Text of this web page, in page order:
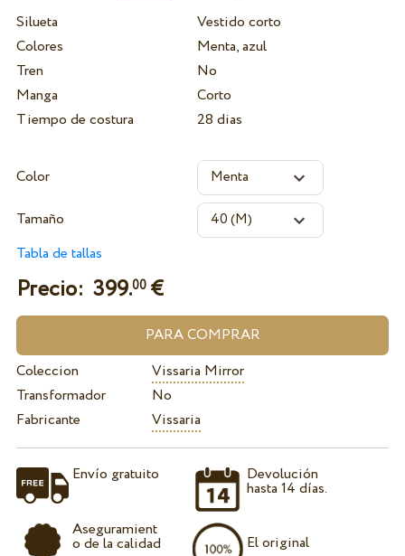
Silueta
Vestido corto
Colores
Menta, azul
Tren
No
Manga
Corto
Tiempo de costura
28 dias
Color
Tamaño
Tabla de tallas
Precio: 399.00€
Coleccion
Vissaria Mirror
Transformador
No
Fabricante
Vissaria
Envío gratuito
Aseguramient
o de la calidad
Devolución
hasta 14 días.
El original